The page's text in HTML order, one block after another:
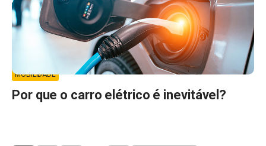
MOBILIDADE
Por que o carro elétrico é inevitável?